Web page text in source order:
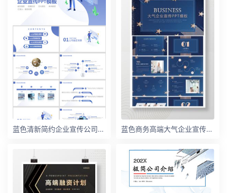
蓝色清新简约企业宣传公司介绍ppt模板 蓝色商务高端大气企业宣传展示介绍PPT模板